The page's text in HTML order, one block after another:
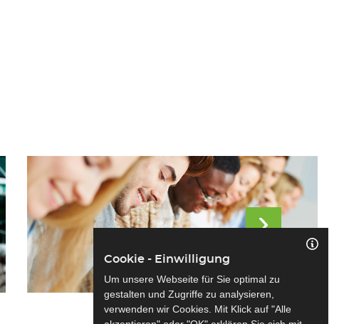
Cookie - Einwilligung
Um unsere Webseite für Sie optimal zu
gestalten und Zugriffe zu analysieren,
verwenden wir Cookies. Mit Klick auf "Alle